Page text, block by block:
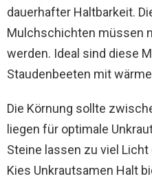
dauerhafter Haltbarkeit.
Mulchschichten müssen
werden. Ideal sind diese
Staudenbeeten mit
Die Körnung sollte
liegen für optimale
Steine lassen zu viel
Kies Unkrautsamen Halt